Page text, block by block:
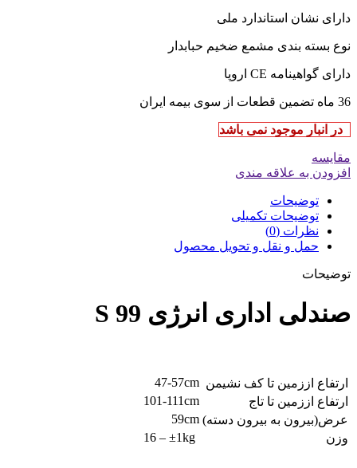
دارای نشان استاندارد ملی
نوع بسته بندی مشمع ضخیم حبابدار
دارای گواهینامه CE اروپا
36 ماه تضمین قطعات از سوی بیمه ایران
در انبار موجود نمی باشد
مقایسه
افزودن به علاقه مندی
توضیحات
توضیحات تکمیلی
نظرات (0)
حمل و نقل و تحویل محصول
توضیحات
صندلی اداری انرژی S 99
ارتفاع اززمین تا کف نشیمن 47-57cm
ارتفاع اززمین تا تاج
101-111cm
عرض(بیرون به بیرون دسته) 59cm
وزن
16 – ±1kg